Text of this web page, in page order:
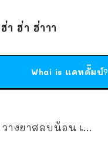
ฮ่า ฮ่า ฮ่าาา
Whai is แคทดั๊มบ์?
แห่ถาม แมวเป็นไงบ้าง?